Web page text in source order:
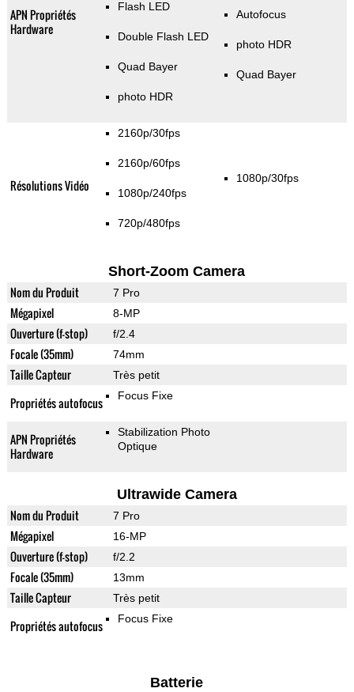
APN Propriétés
Hardware
Flash LED
Double Flash LED
Quad Bayer
photo HDR
Autofocus
photo HDR
Quad Bayer
Résolutions Vidéo
2160p/30fps
2160p/60fps
1080p/240fps
720p/480fps
1080p/30fps
Short-Zoom Camera
Nom du Produit 7 Pro
Mégapixel 8-MP
Ouverture (f-stop) f/2.4
Focale (35mm) 74mm
Taille Capteur Très petit
Propriétés autofocus Focus Fixe
APN Propriétés
Hardware
Stabilization Photo
Optique
Ultrawide Camera
Nom du Produit 7 Pro
Mégapixel 16-MP
Ouverture (f-stop) f/2.2
Focale (35mm) 13mm
Taille Capteur Très petit
Propriétés autofocus Focus Fixe
Batterie